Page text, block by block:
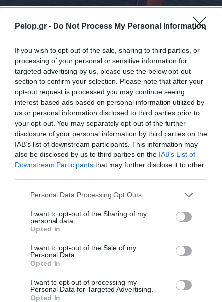
Pelop.gr - Do Not Process My Personal Information
If you wish to opt-out of the sale, sharing to third parties, or
processing of your personal or sensitive information for
targeted advertising by us, please use the below opt-out
section to confirm your selection. Please note that after your
opt-out request is processed you may continue seeing
interest-based ads based on personal information utilized by
us or personal information disclosed to third parties prior to
your opt-out. You may separately opt-out of the further
disclosure of your personal information by third parties on the
IAB’s list of downstream participants. This information may
also be disclosed by us to third parties on the IAB’s List of
Downstream Participants that may further disclose it to other
Please note that this website/app uses one or more Google
not limited to your visit or usage behaviour. You may click to
grant or deny consent to Google and its third-party tags to
use your data for below specified purposes in below Google
consent section.
Personal Data Processing Opt Outs
I want to opt-out of the Sharing of my
personal data.
Opted In
I want to opt-out of the Sale of my
Personal Data.
Opted In
I want to opt-out of processing my
Personal Data for Targeted Advertising.
Opted In
Στην 36η Διεθνή Ιστιοπλοϊκή Εβδομάδα Ιονίου ο
Ιστιοπλοϊκός Ομιλος Πατρών ΦΩΤΟ
Τι σημαίνουν οι καφέ άκρες στα φυτά – Το λάθος με το
πότισμα